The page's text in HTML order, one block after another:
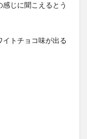
じに聞こえるとう
トチョコ味が出る